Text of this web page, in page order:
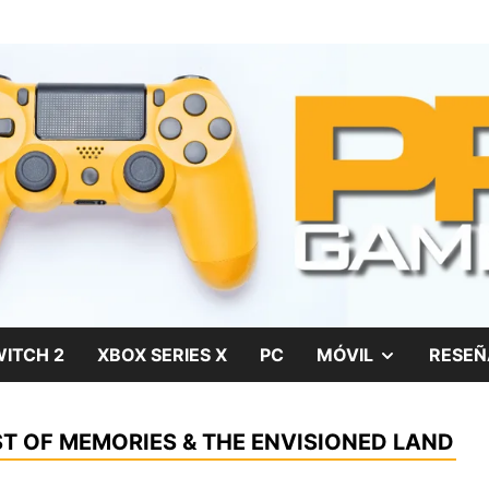
2 XBOX SERIES X PC MÓVIL SHOW
MENU
OF MEMORIES & THE ENVISIONED LAND